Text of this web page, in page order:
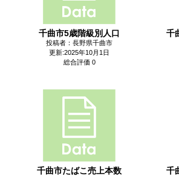
千曲市5歳階級別人口
投稿者：長野県千曲市
更新:2025年10月1日
総合評価 0
千
千曲市たばこ売上本数 千